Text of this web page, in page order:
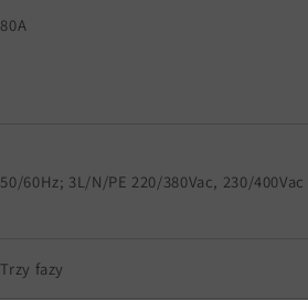
80A
50/60Hz; 3L/N/PE 220/380Vac, 230/400Vac
Trzy fazy